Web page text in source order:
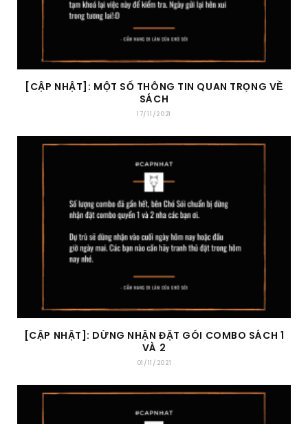
[CẬP NHẬT]: MỘT SỐ THÔNG TIN QUAN TRỌNG VỀ
SÁCH
17/11/2021
[CẬP NHẬT]: DỪNG NHẬN ĐẶT GÓI COMBO SÁCH 1
VÀ 2
01/11/2021